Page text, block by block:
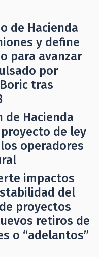
de Hacienda
y define
para avanzar
por
tras
de Hacienda
de ley
operadores
impactos
del
proyectos
retiros de
o “adelantos”